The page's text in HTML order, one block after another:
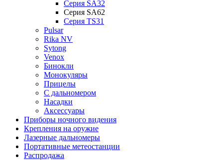
Серия SA32
Серия SA62
Серия TS31
Pulsar
Rika NV
Sytong
Venox
Бинокли
Монокуляры
Прицелы
С дальномером
Насадки
Аксессуары
Приборы ночного видения
Крепления на оружие
Лазерные дальномеры
Портативные метеостанции
Распродажа